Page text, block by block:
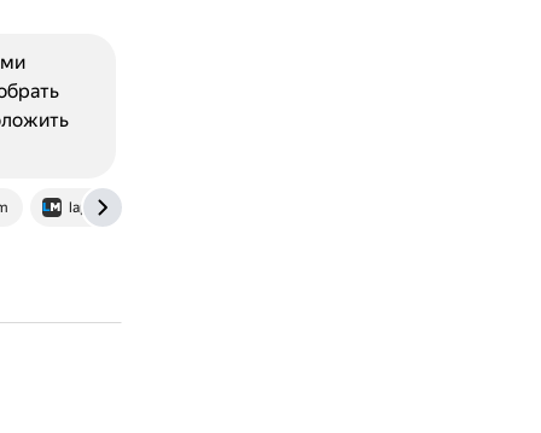
laptopmedia.com